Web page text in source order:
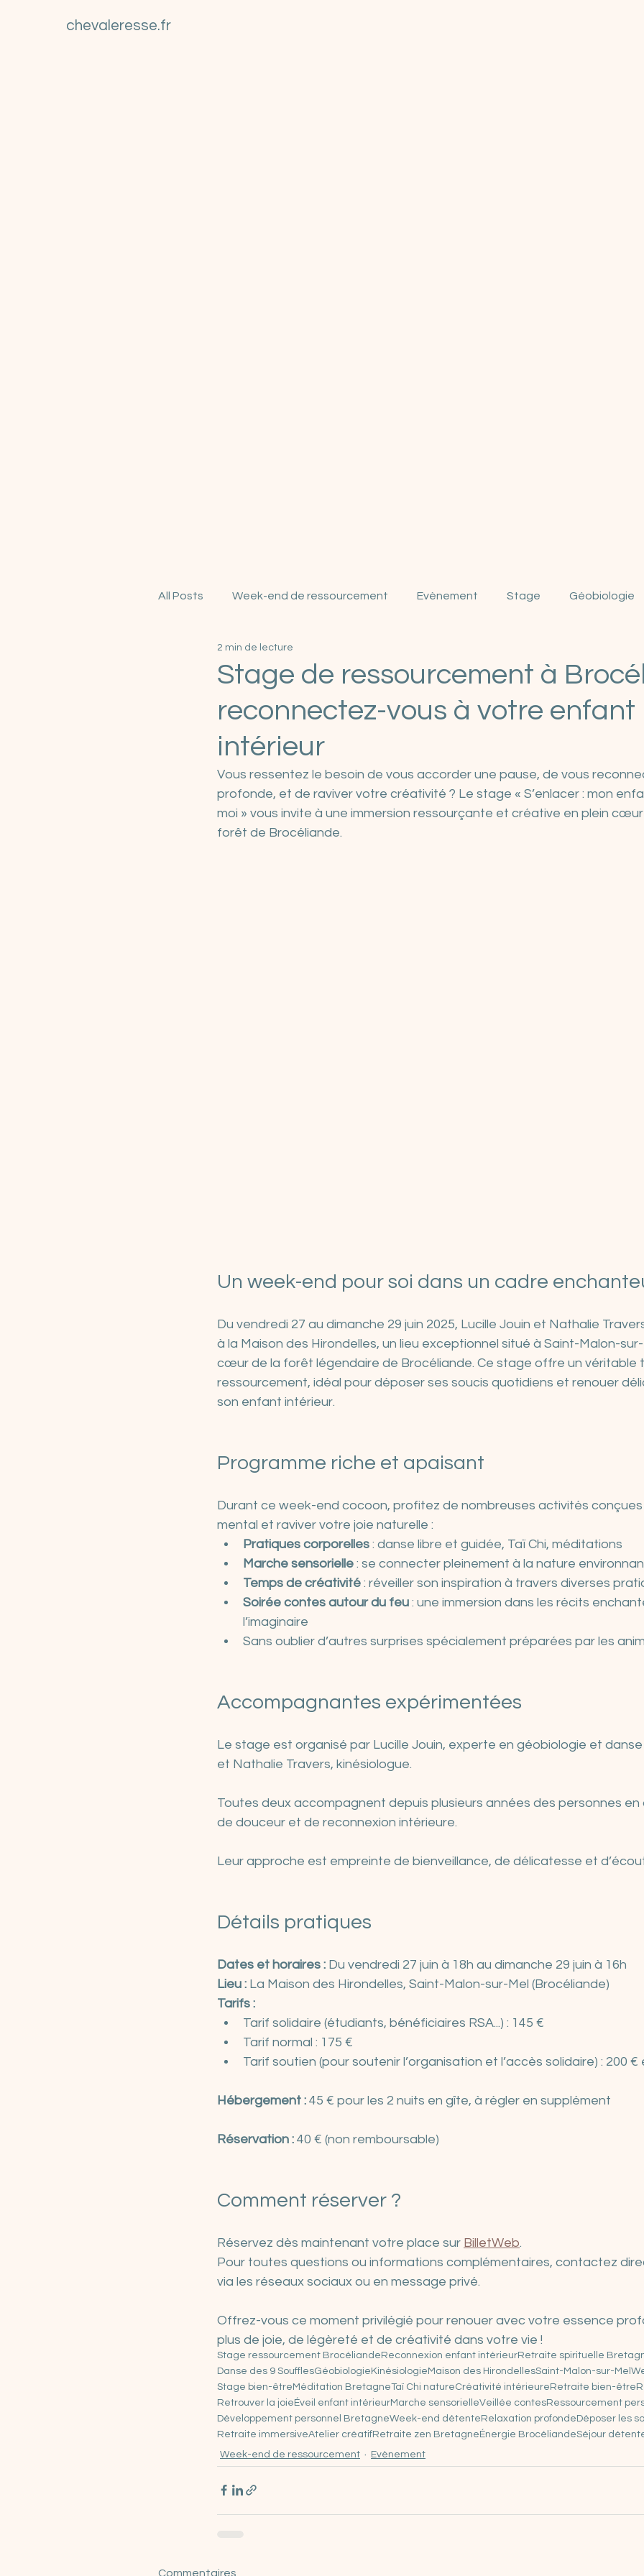
chevaleresse.fr
All Posts Week-end de ressourcement Evènement Stage Géobiologie
Habitat & Bien-être
Stage de ressourcement à
reconnectez-vous à votre enfant
intérieur
2 min de lecture
Vous ressentez le besoin de vous accorder une pause, de vous
profonde, et de raviver votre créativité ? Le stage « S’enlacer : mon
moi » vous invite à une immersion ressourçante et créative en plein
forêt de Brocéliande.
Un week-end pour soi dans un cadre
Du vendredi 27 au dimanche 29 juin 2025, Lucille Jouin et Nathalie
à la Maison des Hirondelles, un lieu exceptionnel situé à Saint-Malon-
cœur de la forêt légendaire de Brocéliande. Ce stage offre un véritable
ressourcement, idéal pour déposer ses soucis quotidiens et renouer
son enfant intérieur.
Programme riche et apaisant
Durant ce week-end cocoon, profitez de nombreuses activités
mental et raviver votre joie naturelle :
Pratiques corporelles : danse libre et guidée, Taï Chi, méditations
Marche sensorielle : se connecter pleinement à la nature
Temps de créativité : réveiller son inspiration à travers diverses
Soirée contes autour du feu : une immersion dans les récits
l’imaginaire
Sans oublier d’autres surprises spécialement préparées par les
Accompagnantes expérimentées
Le stage est organisé par Lucille Jouin, experte en géobiologie et
et Nathalie Travers, kinésiologue.
Toutes deux accompagnent depuis plusieurs années des personnes
de douceur et de reconnexion intérieure.
Leur approche est empreinte de bienveillance, de délicatesse et
Détails pratiques
Dates et horaires : Du vendredi 27 juin à 18h au dimanche 29 juin à 16h
Lieu : La Maison des Hirondelles, Saint-Malon-sur-Mel (Brocéliande)
Tarifs :
Tarif solidaire (étudiants, bénéficiaires RSA...) : 145 €
Tarif normal : 175 €
Tarif soutien (pour soutenir l’organisation et l’accès solidaire) : 200 €
Hébergement : 45 € pour les 2 nuits en gîte, à régler en supplément
Réservation : 40 € (non remboursable)
Comment réserver ?
Réservez dès maintenant votre place sur BilletWeb.
Pour toutes questions ou informations complémentaires, contactez
via les réseaux sociaux ou en message privé.
Offrez-vous ce moment privilégié pour renouer avec votre essence
plus de joie, de légèreté et de créativité dans votre vie !
Stage ressourcement BrocéliandeReconnexion enfant intérieurRetraite spirituelle
Danse des 9 SoufflesGéobiologieKinésiologieMaison des HirondellesSaint-Malon-sur-Mel
Stage bien-êtreMéditation BretagneTaï Chi natureCréativité intérieureRetraite bien-être
Retrouver la joieÉveil enfant intérieurMarche sensorielleVeillée contesRessourcement
Développement personnel BretagneWeek-end détenteRelaxation profondeDéposer les
Retraite immersiveAtelier créatifRetraite zen BretagneÉnergie BrocéliandeSéjour
Week-end de ressourcement Evènement
Commentaires